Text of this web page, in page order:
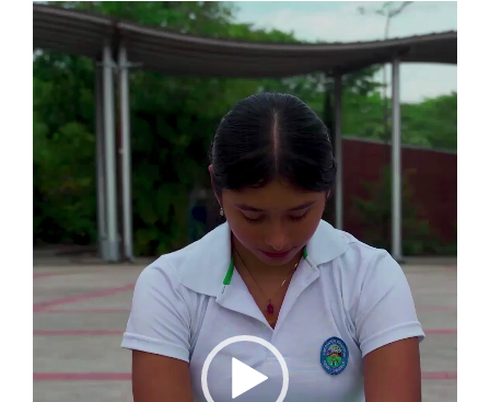
Reproductor
vídeo